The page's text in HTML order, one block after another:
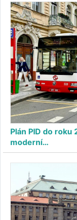
Plán PID do
moderní…